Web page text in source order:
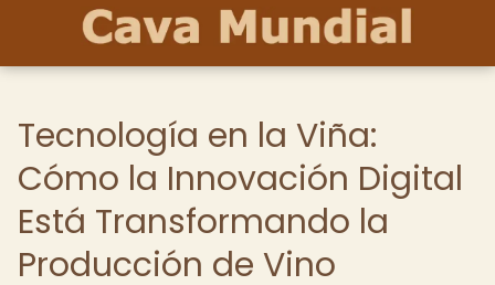
Tecnología en la Viña:
Cómo la Innovación Digital
Está Transformando la
Producción de Vino